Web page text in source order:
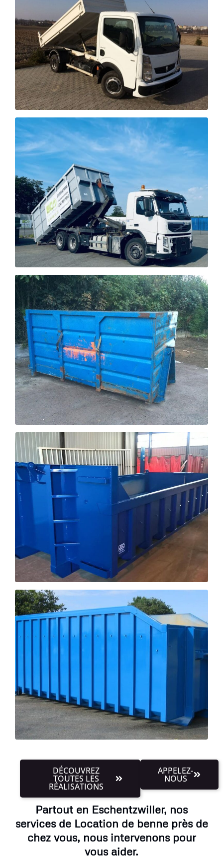
DÉCOUVREZ
TOUTES LES
RÉALISATIONS
APPELEZ-
NOUS
Partout en Eschentzwiller, nos
services de Location de benne près de
chez vous, nous intervenons pour
vous aider.